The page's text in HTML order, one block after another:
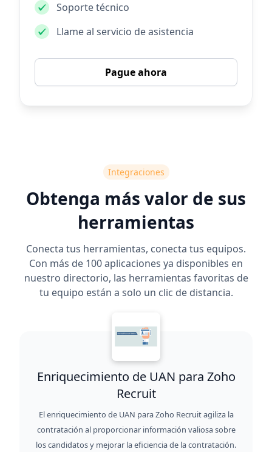
Soporte técnico
Llame al servicio de asistencia
Pague ahora
Integraciones
Obtenga más valor de sus
herramientas
Conecta tus herramientas, conecta tus equipos.
Con más de 100 aplicaciones ya disponibles en
nuestro directorio, las herramientas favoritas de
tu equipo están a solo un clic de distancia.
Enriquecimiento de UAN para Zoho
Recruit
El enriquecimiento de UAN para Zoho Recruit agiliza la
contratación al proporcionar información valiosa sobre
los candidatos y mejorar la eficiencia de la contratación.